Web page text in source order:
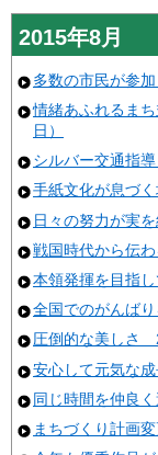
2015年8月
多数の市民が参
情緒あふれるま
日）
シルバー交通指
手紙文化が息づ
日々の努力が実
戦国時代から伝
本領発揮を目指
全国でのがんば
圧倒的な美しさ
安心して元気な
同じ時間を仲良
まちづくり計画